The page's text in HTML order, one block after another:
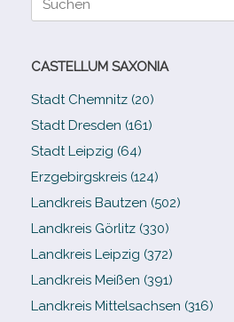
CASTELLUM SAXONIA
Stadt Chemnitz (20)
Stadt Dresden (161)
Stadt Leipzig (64)
Erzgebirgskreis (124)
Landkreis Bautzen (502)
Landkreis Görlitz (330)
Landkreis Leipzig (372)
Landkreis Meißen (391)
Landkreis Mittelsachsen (316)